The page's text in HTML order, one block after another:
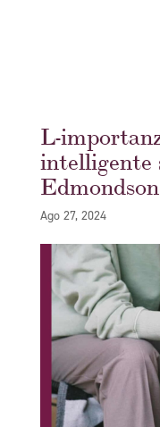
L-
intelligente
Edmondson
Ago 27, 2024